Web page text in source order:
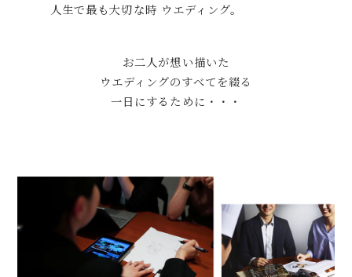
人生で最も大切な時 ウエディング。
お二人が想い描いた
ウエディングのすべてを綴る
一日にするために・・・